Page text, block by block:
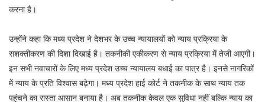
करना है।
उन्होंने कहा कि मध्य प्रदेश ने देशभर के उच्च न्यायालयों को न्याय प्रक्रिया के
सशक्तीकरण की दिशा दिखाई है। तकनीकी एकीकरण से न्याय प्रक्रिया में तेजी आएगी।
इन सभी नवाचारों के लिए मध्य प्रदेश उच्च न्यायालय बधाई का पात्र है। इनसे नागरिकों
में न्याय के प्रति विश्वास बढ़ेगा। मध्य प्रदेश हाई कोर्ट ने तकनीक के साथ न्याय तक
पहुंचने का रास्ता आसान बनाया है। अब तकनीक केवल एक सुविधा नहीं बल्कि न्याय का